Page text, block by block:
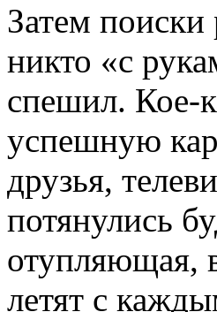
Затем поиски
никто «с
спешил. Кое-
успешную
друзья,
потянулись
отупляющая,
летят с